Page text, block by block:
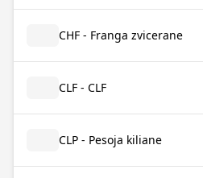
CHF - Franga zvicerane
CLF - CLF
CLP - Pesoja kiliane